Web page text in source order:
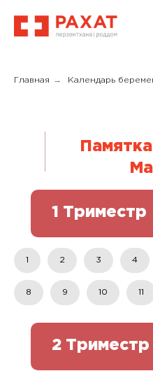
Главная → Календарь
1 Триместр
1 2 3 4
8 9 10 11
2 Триместр